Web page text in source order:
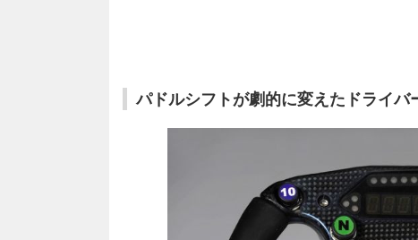
パドルシフトが劇的に変えたドライバ